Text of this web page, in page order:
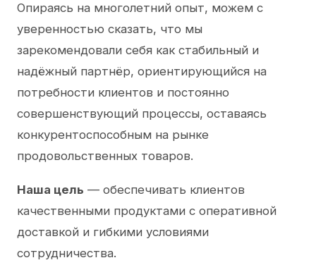
Опираясь на многолетний опыт, можем с
уверенностью сказать, что мы
зарекомендовали себя как стабильный и
надёжный партнёр, ориентирующийся на
потребности клиентов и постоянно
совершенствующий процессы, оставаясь
конкурентоспособным на рынке
продовольственных товаров.
Наша цель — обеспечивать клиентов
качественными продуктами с оперативной
доставкой и гибкими условиями
сотрудничества.